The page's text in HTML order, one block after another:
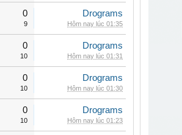
0
9
Drograms
Hôm nay lúc 01:35
0
10
Drograms
Hôm nay lúc 01:31
0
10
Drograms
Hôm nay lúc 01:30
0
10
Drograms
Hôm nay lúc 01:23